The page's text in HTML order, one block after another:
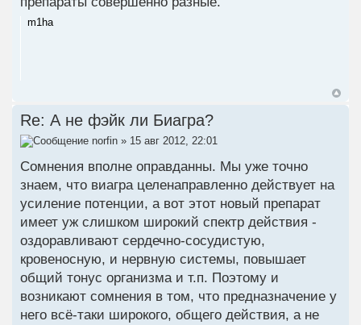
m1ha
Re: А не фэйк ли Биагра?
norfin » 15 авг 2012, 22:01
Сомнения вполне оправданны. Мы уже точно
знаем, что виагра целенаправленно действует на
усиление потенции, а вот этот новый препарат
имеет уж слишком широкий спектр действия -
оздоравливают сердечно-сосудистую,
кровеносную, и нервную системы, повышает
общий тонус организма и т.п. Поэтому и
возникают сомнения в том, что предназначение у
него всё-таки широкого, общего действия, а не